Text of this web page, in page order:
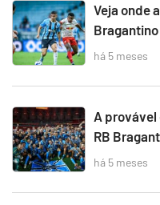
Veja onde
há 5 meses
A provável
RB
há 5 meses